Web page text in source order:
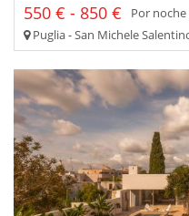
550 € - 850 €
Por noche
Puglia - San Michele